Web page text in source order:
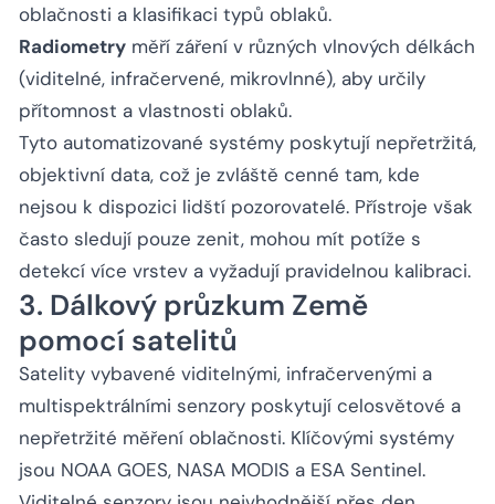
oblačnosti a klasifikaci typů oblaků.
Radiometry měří záření v různých vlnových délkách
(viditelné, infračervené, mikrovlnné), aby určily
přítomnost a vlastnosti oblaků.
Tyto automatizované systémy poskytují nepřetržitá,
objektivní data, což je zvláště cenné tam, kde
nejsou k dispozici lidští pozorovatelé. Přístroje však
často sledují pouze zenit, mohou mít potíže s
detekcí více vrstev a vyžadují pravidelnou kalibraci.
3. Dálkový průzkum Země
pomocí satelitů
Satelity vybavené viditelnými, infračervenými a
multispektrálními senzory poskytují celosvětové a
nepřetržité měření oblačnosti. Klíčovými systémy
jsou NOAA GOES, NASA MODIS a ESA Sentinel.